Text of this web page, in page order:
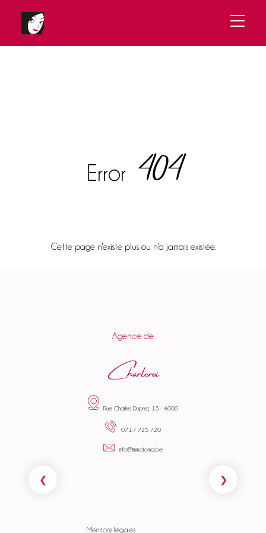
Error404
Cette page n'existe plus ou n'a jamais existée.
Agence de
Charleroi
Rue Charles Dupret, 13 - 6000
071 / 725 720
info@immotoma.be
Mentions légales